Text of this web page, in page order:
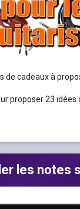
de cadeaux à
proposer 23
les notes